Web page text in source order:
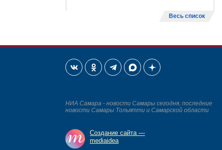
Весь список
НИА Самара - новости Самары сегодня, последние
новости Самары Тольятти и Самарской области
Создание сайта —
mediaidea